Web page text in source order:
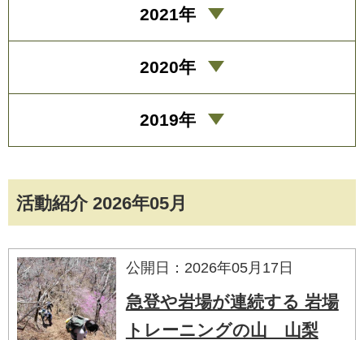
活動紹介 2026年05月
公開日：2026年05月17日
急登や岩場が連続する 岩場
トレーニングの山 山梨
2021年
2020年
2019年